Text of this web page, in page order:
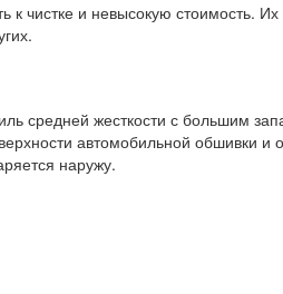
чистке и невысокую стоимость. Их
средней жесткости с большим
автомобильной обшивки и
наружу.